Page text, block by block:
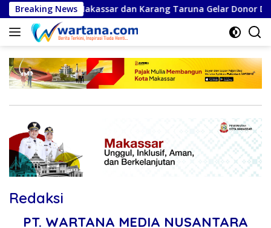
Langsung
ke
konten
Breaking News
Air Minum Makassar dan Karang Taruna Gelar Donor Darah
Redaksi
PT. WARTANA MEDIA NUSANTARA